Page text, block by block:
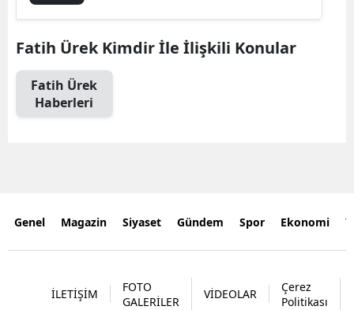
Fatih Ürek Kimdir İle İlişkili Konular
Fatih Ürek
Haberleri
Genel Magazin Siyaset Gündem Spor Ekonomi
İLETİŞİM
FOTO
GALERİLER
VİDEOLAR
Çerez
Politikası